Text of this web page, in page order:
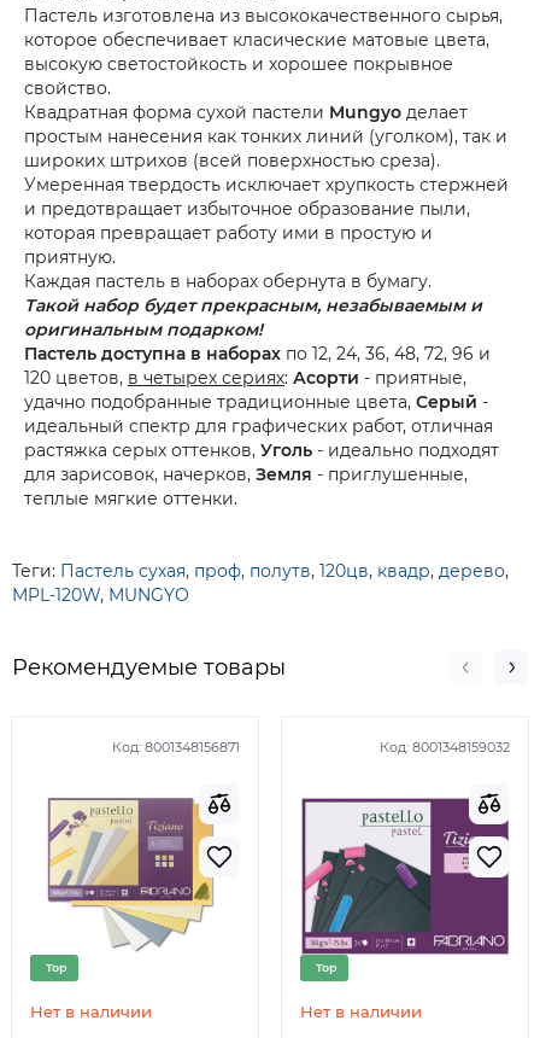
Пастель изготовлена из высококачественного сырья,
которое обеспечивает класические матовые цвета,
высокую светостойкость и хорошее покрывное
свойство.
Квадратная форма сухой пастели Mungyo делает
простым нанесения как тонких линий (уголком), так и
широких штрихов (всей поверхностью среза).
Умеренная твердость исключает хрупкость стержней
и предотвращает избыточное образование пыли,
которая превращает работу ими в простую и
приятную.
Каждая пастель в наборах обернута в бумагу.
Такой набор будет прекрасным, незабываемым и
оригинальным подарком!
Пастель доступна в наборах по 12, 24, 36, 48, 72, 96 и
120 цветов, в четырех сериях: Асорти - приятные,
удачно подобранные традиционные цвета, Серый -
идеальный спектр для графических работ, отличная
растяжка серых оттенков, Уголь - идеально подходят
для зарисовок, начерков, Земля - приглушенные,
теплые мягкие оттенки.
Теги: Пастель сухая, проф, полутв, 120цв, квадр, дерево,
MPL-120W, MUNGYO
Рекомендуемые товары
Код: 8001348156871
Top
Нет в наличии
Код: 8001348159032
Top
Нет в наличии